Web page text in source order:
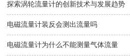
探索涡轮流量计的创新技术与发展趋势
电磁流量计装反会测出流量吗
电磁流量计为什么不能测量气体流量